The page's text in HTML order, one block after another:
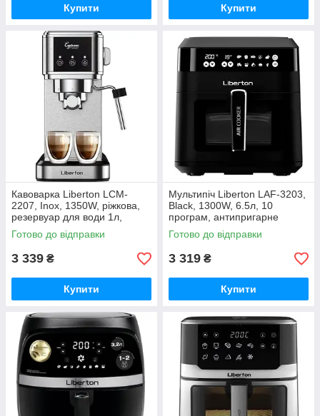
Купити Купити
Кавоварка Liberton LCM-
2207, Inox, 1350W, ріжкова,
резервуар для води 1л,
ручний капучинатор,
приготування 2 чашок
Готово до відправки
3 339 ₴
Купити
Мультипіч Liberton LAF-3203,
Black, 1300W, 6.5л, 10
програм, антипригарне
покриття
Готово до відправки
3 319 ₴
Купити